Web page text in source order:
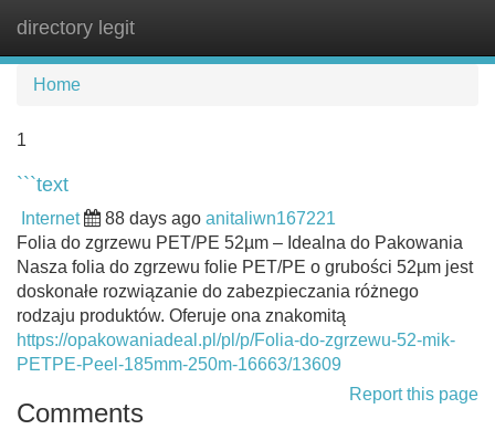
directory legit
Home
1
```text
Internet 88 days ago anitaliwn167221
Folia do zgrzewu PET/PE 52µm – Idealna do Pakowania
Nasza folia do zgrzewu folie PET/PE o grubości 52µm jest
doskonałe rozwiązanie do zabezpieczania różnego
rodzaju produktów. Oferuje ona znakomitą
https://opakowaniadeal.pl/pl/p/Folia-do-zgrzewu-52-mik-
PETPE-Peel-185mm-250m-16663/13609
Report this page
Comments